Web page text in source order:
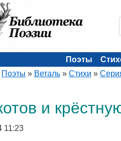
Поэты
Поэты » Веталь » Стихи »
и
11:23